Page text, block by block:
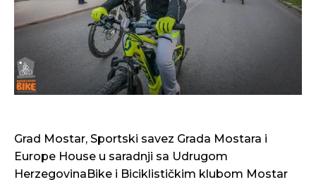
Grad Mostar, Sportski savez Grada Mostara i
Europe House u saradnji sa Udrugom
HerzegovinaBike i Biciklističkim klubom Mostar